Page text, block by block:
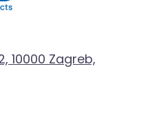
10000 Zagreb,